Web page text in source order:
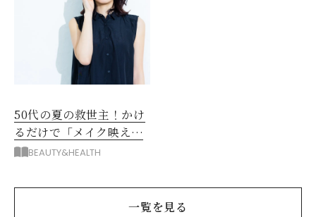
50代の夏の救世主！かけ
るだけで「メイク映え」
する眼鏡
BEAUTY&HEALTH
一覧を見る